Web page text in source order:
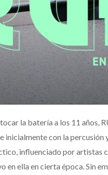
la batería a los 11 años,
inicialmente con la
influenciado por artistas
ella en cierta época. Sin
Edwin Jimenez